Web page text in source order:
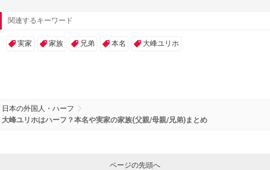
関連するキーワード
実家 家族 兄弟 本名 大峰ユリホ
日本の外国人・ハーフ
大峰ユリホはハーフ？本名や実家の家族(父親/母親/兄弟)まとめ
ページの先頭へ